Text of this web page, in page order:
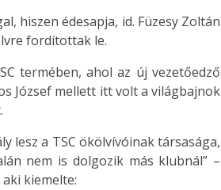
hiszen édesapja, id. Füzesy Zoltán
fordítottak le.
termében, ahol az új vezetőedző
József mellett itt volt a világbajnok
lesz a TSC ökölvívóinak társasága,
nem is dolgozik más klubnál” –
kiemelte: